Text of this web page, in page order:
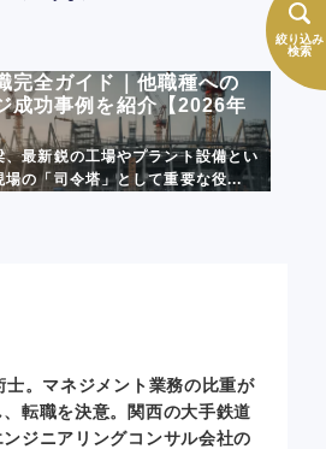
絞り込み
検索
完全ガイド｜他職種への
成功事例を紹介【2026年
最新鋭の工場やプラント設備とい
場の「司令塔」として重要な役...
士。マネジメント業務の比重が
転職を決意。関西の大手鉄道
ジニアリングコンサル会社の